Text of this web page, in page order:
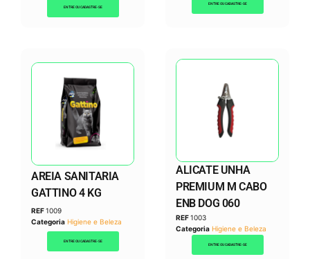
ENTRE OU CADASTRE-SE
ENTRE OU CADASTRE-SE
AREIA SANITARIA
GATTINO 4 KG
REF1009
Categoria Higiene e Beleza
ENTRE OU CADASTRE-SE
ALICATE UNHA
PREMIUM M CABO
ENB DOG 060
REF1003
Categoria Higiene e Beleza
ENTRE OU CADASTRE-SE